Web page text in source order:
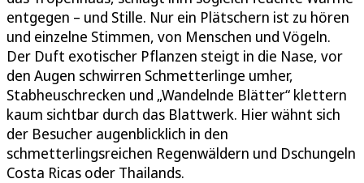
entgegen – und Stille. Nur ein Plätschern ist zu hören
und einzelne Stimmen, von Menschen und Vögeln.
Der Duft exotischer Pflanzen steigt in die Nase, vor
den Augen schwirren Schmetterlinge umher,
Stabheuschrecken und „Wandelnde Blätter“ klettern
kaum sichtbar durch das Blattwerk. Hier wähnt sich
der Besucher augenblicklich in den
schmetterlingsreichen Regenwäldern und Dschungeln
Costa Ricas oder Thailands.